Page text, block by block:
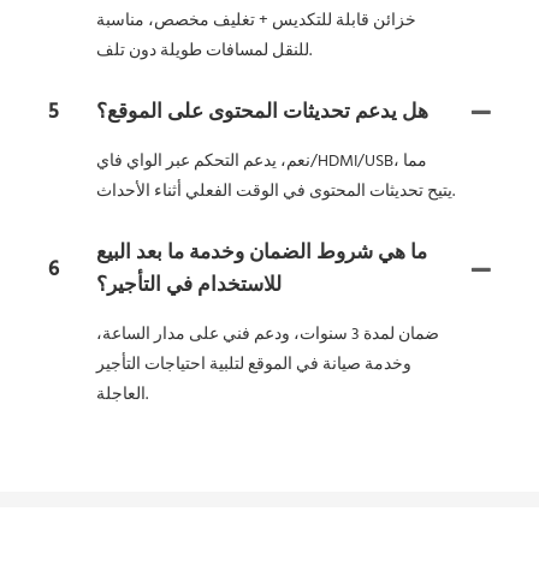
خزائن قابلة للتكديس + تغليف مخصص، مناسبة
للنقل لمسافات طويلة دون تلف.
5 هل يدعم تحديثات المحتوى على الموقع؟
نعم، يدعم التحكم عبر الواي فاي/HDMI/USB، مما
يتيح تحديثات المحتوى في الوقت الفعلي أثناء الأحداث.
6
ما هي شروط الضمان وخدمة ما بعد البيع
للاستخدام في التأجير؟
ضمان لمدة 3 سنوات، ودعم فني على مدار الساعة،
وخدمة صيانة في الموقع لتلبية احتياجات التأجير
العاجلة.